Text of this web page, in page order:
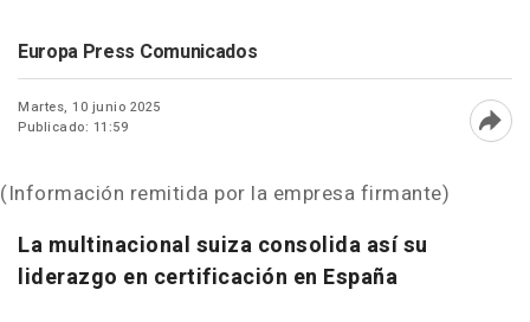
Europa Press Comunicados
Martes, 10 junio 2025
Publicado: 11:59
(Información remitida por la empresa firmante)
La multinacional suiza consolida así su
liderazgo en certificación en España